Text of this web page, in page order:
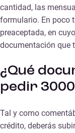
cantidad, las
formulario. En poco
preaceptada, en
documentación que
¿Qué
pedir
Tal y como
crédito, deberás